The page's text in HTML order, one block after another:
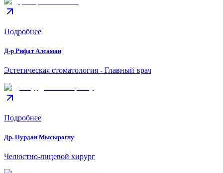
Подробнее
Д-р Рифат Алсаман
Эстетическая стоматология - Главный врач
Подробнее
Др. Нурдан Мысыроглу
Челюстно-лицевой хирург